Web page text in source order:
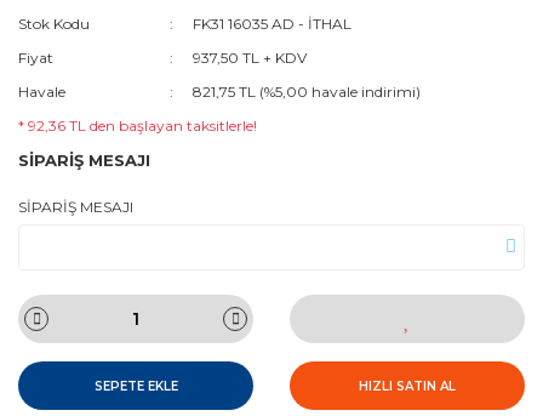
Stok Kodu
FK31 16035 AD - İTHAL
Fiyat
937,50 TL + KDV
Havale
821,75 TL (%5,00 havale indirimi)
* 92,36 TL den başlayan taksitlerle!
SİPARİŞ MESAJI
SİPARİŞ MESAJI
SEPETE EKLE HIZLI SATIN AL